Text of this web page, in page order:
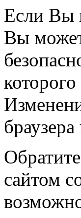
Если Вы
Вы
сайтом